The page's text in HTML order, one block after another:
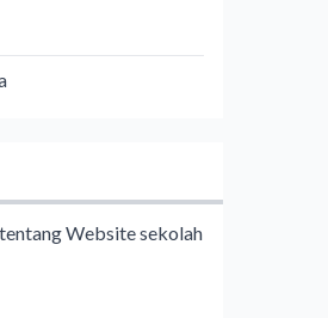
Website sekolah